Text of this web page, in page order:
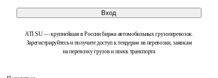
Вход
ATI.SU — крупнейшая в России биржа автомобильных грузоперевозок.
Зарегистрируйтесь и получите доступ к тендерам на перевозки, заявкам
на перевозку грузов и поиск транспорта